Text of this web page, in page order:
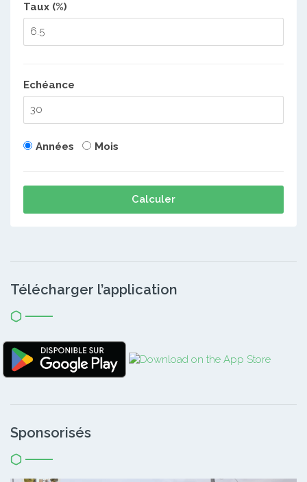
Taux (%)
Echéance
Années Mois
Calculer
Télécharger l’application
Sponsorisés